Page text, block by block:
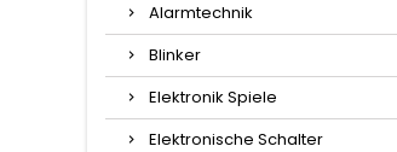
Alarmtechnik
Blinker
Elektronik Spiele
Elektronische Schalter